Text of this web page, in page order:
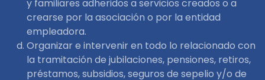
y familiares adheridos a servicios creados o a
crearse por la asociación o por la entidad
empleadora.
Organizar e intervenir en todo lo relacionado con
la tramitación de jubilaciones, pensiones, retiros,
préstamos, subsidios, seguros de sepelio y/o de